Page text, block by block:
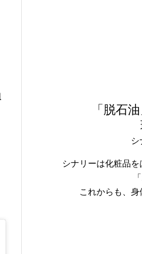
「脱石
シ
シナリーは化粧品
これからも、